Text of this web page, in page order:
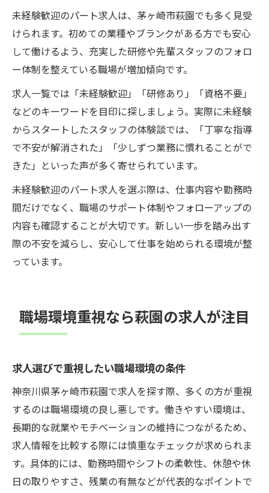
未経験歓迎のパート求人は、茅ヶ崎市萩園でも多く見受
けられます。初めての業種やブランクがある方でも安心
して働けるよう、充実した研修や先輩スタッフのフォロ
ー体制を整えている職場が増加傾向です。
求人一覧では「未経験歓迎」「研修あり」「資格不要」
などのキーワードを目印に探しましょう。実際に未経験
からスタートしたスタッフの体験談では、「丁寧な指導
で不安が解消された」「少しずつ業務に慣れることがで
きた」といった声が多く寄せられています。
未経験歓迎のパート求人を選ぶ際は、仕事内容や勤務時
間だけでなく、職場のサポート体制やフォローアップの
内容も確認することが大切です。新しい一歩を踏み出す
際の不安を減らし、安心して仕事を始められる環境が整
っています。
職場環境重視なら萩園の求人が注目
求人選びで重視したい職場環境の条件
神奈川県茅ヶ崎市萩園で求人を探す際、多くの方が重視
するのは職場環境の良し悪しです。働きやすい環境は、
長期的な就業やモチベーションの維持につながるため、
求人情報を比較する際には慎重なチェックが求められま
す。具体的には、勤務時間やシフトの柔軟性、休憩や休
日の取りやすさ、残業の有無などが代表的なポイントで